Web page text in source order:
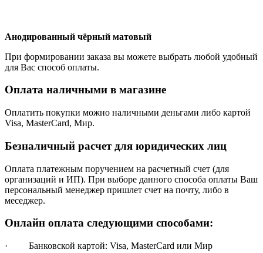
Анодированный чёрный матовый
При формировании заказа вы можете выбрать любой удобный
для Вас способ оплаты.
Оплата наличными в магазине
Оплатить покупки можно наличными деньгами либо картой
Visa, MasterCard, Мир.
Безналичный расчет для юридических лиц
Оплата платежным поручением на расчетный счет (для
организаций и ИП). При выборе данного способа оплаты Ваш
персональный менеджер пришлет счет на почту, либо в
меседжер.
Онлайн оплата следующими способами:
· Банковской картой: Visa, MasterCard или Мир